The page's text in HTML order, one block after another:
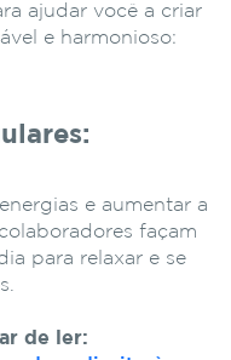
ajudar você a criar
e harmonioso:
:
e aumentar a
façam
para relaxar e se
de ler: